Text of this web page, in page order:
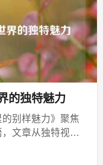
的独特魅力
的别样魅力》聚焦
文章从独特视角